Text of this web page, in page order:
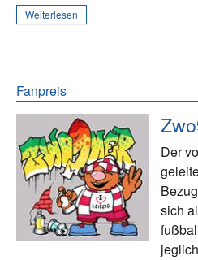
Weiterlesen
Fanpreis
Der
sich